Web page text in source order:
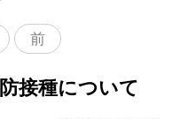
前
接種について